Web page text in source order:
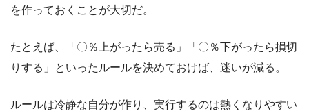
を作っておくことが大切だ。
たとえば、「〇％上がったら売る」「〇％下がったら損切
りする」といったルールを決めておけば、迷いが減る。
ルールは冷静な自分が作り、実行するのは熱くなりやすい